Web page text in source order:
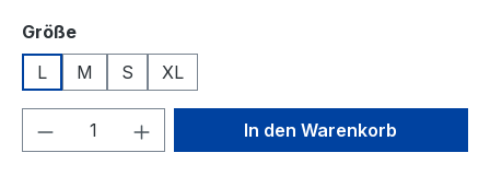
Größeauswählen
L
M S XL
Produkt Anzahl: Gib denIn den Warenkorb